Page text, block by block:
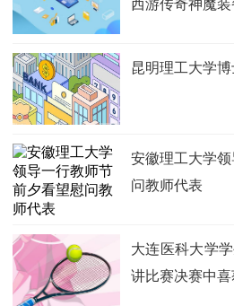
西游传奇神魔
昆明理工大学
安徽理工大学
问教师代表
大连医科大学
讲比赛决赛中